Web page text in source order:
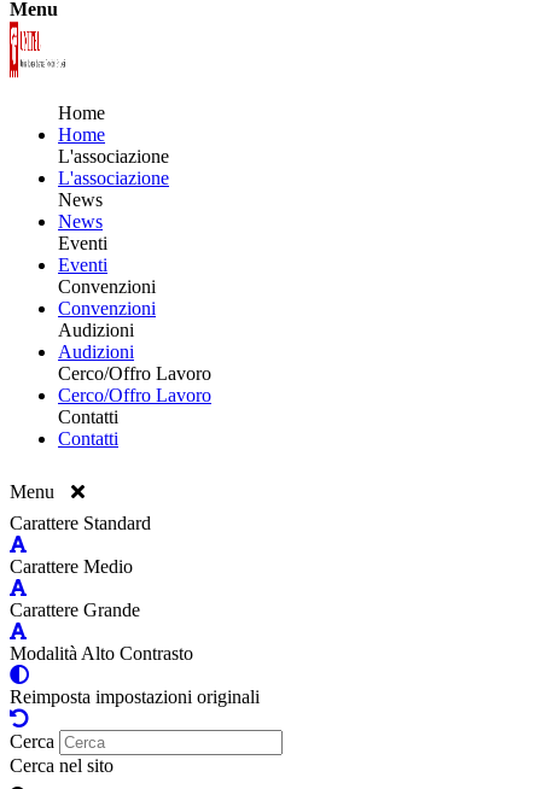
Menu
Home
Home
L'associazione
L'associazione
News
News
Eventi
Eventi
Convenzioni
Convenzioni
Audizioni
Audizioni
Cerco/Offro Lavoro
Cerco/Offro Lavoro
Contatti
Contatti
Menu
Carattere Standard
Carattere Medio
Carattere Grande
Modalità Alto Contrasto
Reimposta impostazioni originali
Cerca
Cerca nel sito